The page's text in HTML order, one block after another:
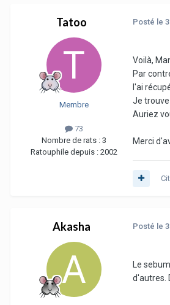
Tatoo
Membre
73
Nombre de rats : 3
Ratouphile depuis : 2002
Posté le
Voilà,
Par
l'ai
Je
Auriez
Merci
Akasha Posté le
Le
d'autres.